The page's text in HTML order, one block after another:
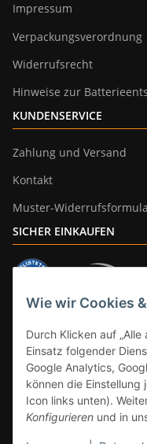
Wie wir Cookies
Durch Klicken auf
Einsatz folgender
Google Analytics,
können die
Icon links unten).
Konfigurieren und in
Impressum
Verpackungsverordnung
Widerrufsrecht
Hinweise zur
KUNDENSERVICE
Zahlung und Versand
Kontakt
Muster-
SICHER EINKAUFEN